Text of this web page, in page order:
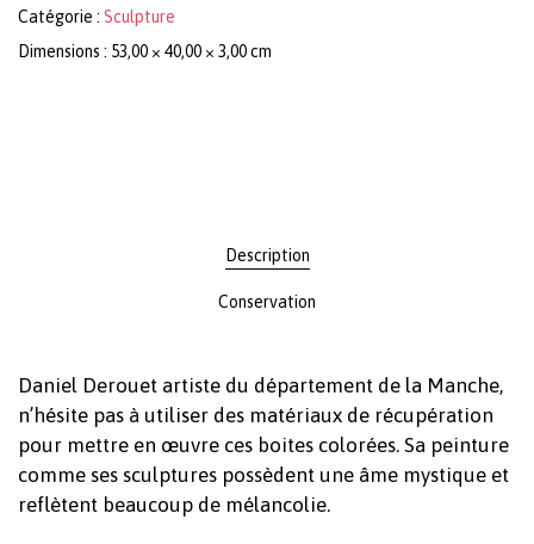
Catégorie : Sculpture
Dimensions : 53,00 × 40,00 × 3,00 cm
Description
Conservation
Daniel Derouet artiste du département de la Manche,
n’hésite pas à utiliser des matériaux de récupération
pour mettre en œuvre ces boites colorées. Sa peinture
comme ses sculptures possèdent une âme mystique et
reflètent beaucoup de mélancolie.